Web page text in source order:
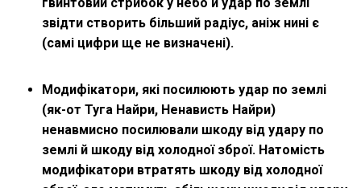
звідти створить більший радіус, аніж нині є
(самі цифри ще не визначені).
Модифікатори, які посилюють удар по землі
(як-от Туга Найри, Ненависть Найри)
ненавмисно посилювали шкоду від удару по
землі й шкоду від холодної зброї. Натомість
модифікатори втратять шкоду від холодної